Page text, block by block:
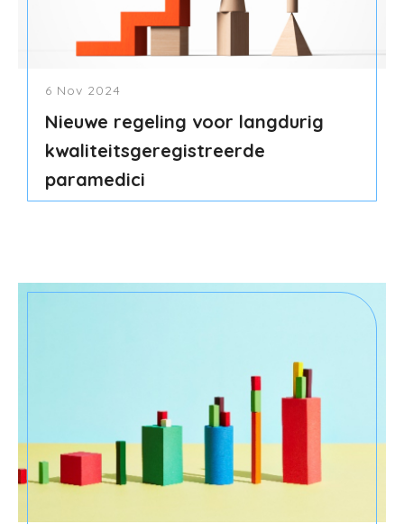
6 Nov 2024
Nieuwe regeling voor langdurig
kwaliteitsgeregistreerde
paramedici